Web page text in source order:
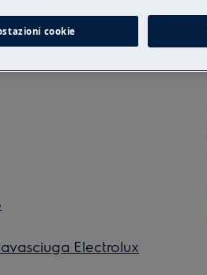
Electrolux
cookie